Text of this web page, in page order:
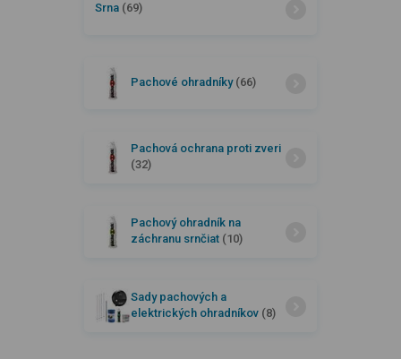
Srna (69)
Pachové ohradníky (66)
Pachová ochrana proti zveri
(32)
Pachový ohradník na
záchranu srnčiat (10)
Sady pachových a
elektrických ohradníkov (8)